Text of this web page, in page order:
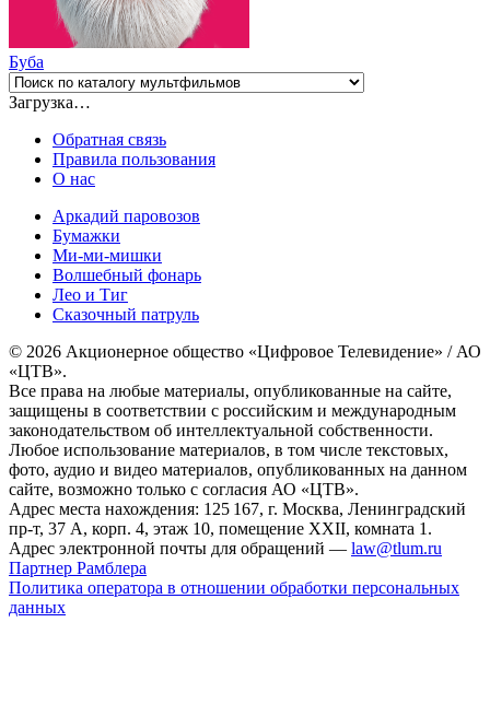
Буба
Загрузка…
Обратная связь
Правила пользования
О нас
Аркадий паровозов
Бумажки
Ми-ми-мишки
Волшебный фонарь
Лео и Тиг
Сказочный патруль
© 2026 Акционерное общество «Цифровое Телевидение» / АО
«ЦТВ».
Все права на любые материалы, опубликованные на сайте,
защищены в соответствии с российским и международным
законодательством об интеллектуальной собственности.
Любое использование материалов, в том числе текстовых,
фото, аудио и видео материалов, опубликованных на данном
сайте, возможно только с согласия АО «ЦТВ».
Адрес места нахождения: 125 167, г. Москва, Ленинградский
пр-т, 37 А, корп. 4, этаж 10, помещение XXII, комната 1.
Адрес электронной почты для обращений — law@tlum.ru
Партнер Рамблера
Политика оператора в отношении обработки персональных
данных